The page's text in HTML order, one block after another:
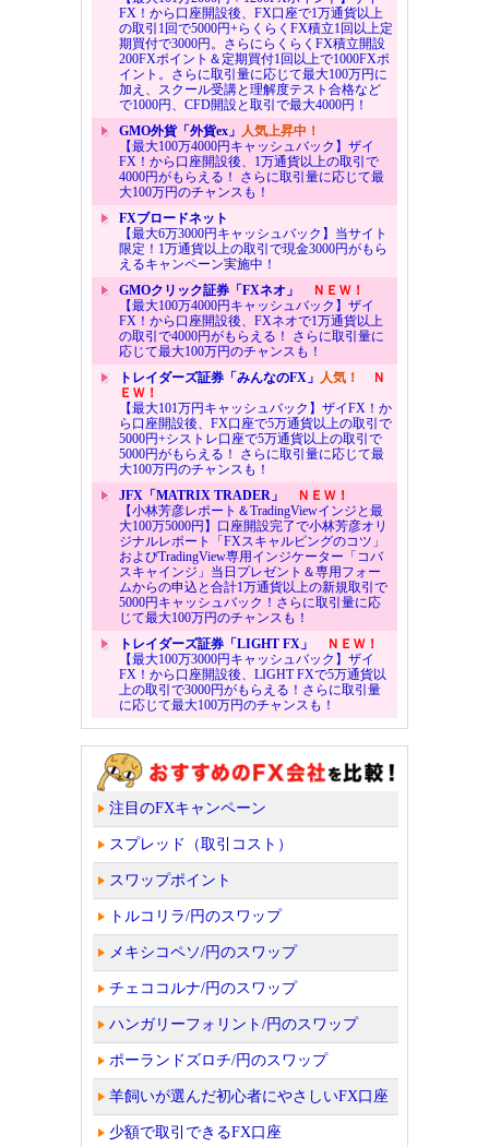
FX！から口座開設後、FX口座で1万通貨以上
の取引1回で5000円+らくらくFX積立1回以上定
期買付で3000円。さらにらくらくFX積立開設
200FXポイント＆定期買付1回以上で1000FXポ
イント。さらに取引量に応じて最大100万円に
加え、スクール受講と理解度テスト合格など
で1000円、CFD開設と取引で最大4000円！
GMO外貨「外貨ex」 人気上昇中！
【最大100万4000円キャッシュバック】ザイ
FX！から口座開設後、1万通貨以上の取引で
4000円がもらえる！ さらに取引量に応じて最
大100万円のチャンスも！
FXブロードネット
【最大6万3000円キャッシュバック】当サイト
限定！1万通貨以上の取引で現金3000円がもら
えるキャンペーン実施中！
GMOクリック証券「FXネオ」
ＮＥＷ！
【最大100万4000円キャッシュバック】ザイ
FX！から口座開設後、FXネオで1万通貨以上
の取引で4000円がもらえる！ さらに取引量に
応じて最大100万円のチャンスも！
トレイダーズ証券「みんなのFX」 人気！
Ｎ
ＥＷ！
【最大101万円キャッシュバック】ザイFX！か
ら口座開設後、FX口座で5万通貨以上の取引で
5000円+シストレ口座で5万通貨以上の取引で
5000円がもらえる！ さらに取引量に応じて最
大100万円のチャンスも！
JFX「MATRIX TRADER」
ＮＥＷ！
【小林芳彦レポート＆TradingViewインジと最
大100万5000円】口座開設完了で小林芳彦オリ
ジナルレポート「FXスキャルピングのコツ」
およびTradingView専用インジケーター「コバ
スキャインジ」当日プレゼント＆専用フォー
ムからの申込と合計1万通貨以上の新規取引で
5000円キャッシュバック！さらに取引量に応
じて最大100万円のチャンスも！
トレイダーズ証券「LIGHT FX」
ＮＥＷ！
【最大100万3000円キャッシュバック】ザイ
FX！から口座開設後、LIGHT FXで5万通貨以
上の取引で3000円がもらえる！さらに取引量
に応じて最大100万円のチャンスも！
注目のFXキャンペーン
スプレッド（取引コスト）
スワップポイント
トルコリラ/円のスワップ
メキシコペソ/円のスワップ
チェココルナ/円のスワップ
ハンガリーフォリント/円のスワップ
ポーランドズロチ/円のスワップ
羊飼いが選んだ初心者にやさしいFX口座
少額で取引できるFX口座